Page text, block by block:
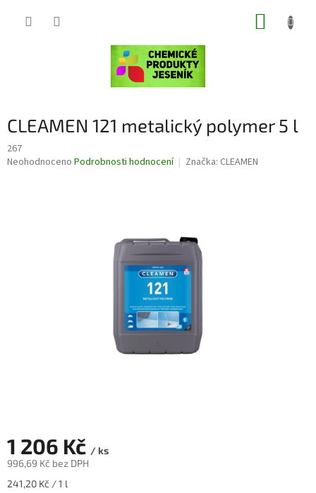
CLEAMEN 121 metalický polymer 5 l
267
Průměrné
Neohodnoceno Podrobnosti hodnocení Značka: CLEAMEN
1 206 Kč / ks
996,69 Kč bez DPH
Měrná
241,20 Kč / 1 l